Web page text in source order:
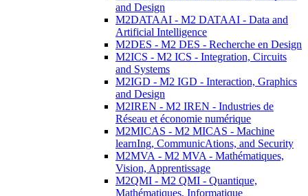
and Design
M2DATAAI - M2 DATAAI - Data and
Artificial Intelligence
M2DES - M2 DES - Recherche en Design
M2ICS - M2 ICS - Integration, Circuits
and Systems
M2IGD - M2 IGD - Interaction, Graphics
and Design
M2IREN - M2 IREN - Industries de
Réseau et économie numérique
M2MICAS - M2 MICAS - Machine
learnIng, CommunicAtions, and Security
M2MVA - M2 MVA - Mathématiques,
Vision, Apprentissage
M2QMI - M2 QMI - Quantique,
Mathématiques, Informatique